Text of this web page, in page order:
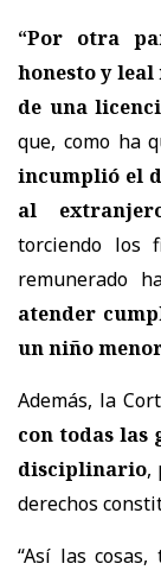
“Por otra
honesto y
de una
que, como ha
incumplió el
al
torciendo los
remunerado
atender
un niño
Además, la
con todas
disciplinario,
derechos
“Así las